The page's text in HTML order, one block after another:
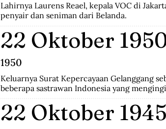
Lahirnya Laurens Reael, kepala VOC di
penyair dan seniman dari Belanda.
22 Oktober
1950
Keluarnya Surat Kepercayaan Gelanggang
beberapa sastrawan Indonesia yang
revolusi harus mempunyai nilai baru yang
dengan sifatnya sendiri.
22 Oktober 1945